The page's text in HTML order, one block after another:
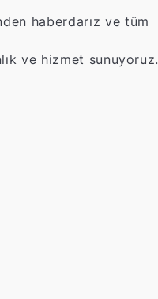
haberdarız ve tüm
ve hizmet sunuyoruz.